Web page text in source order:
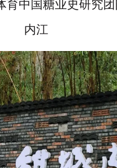
中国糖业史研究团
内江